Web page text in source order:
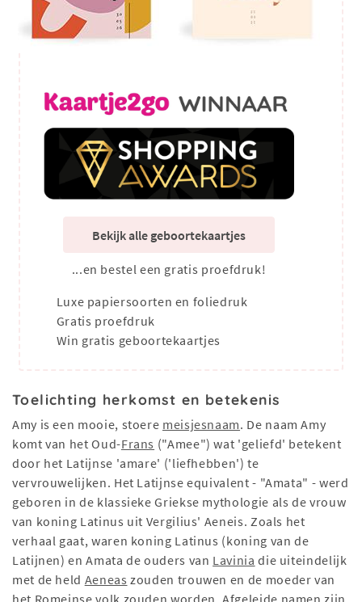
Bekijk alle geboortekaartjes
...en bestel een gratis proefdruk!
Luxe papiersoorten en foliedruk
Gratis proefdruk
Win gratis geboortekaartjes
Toelichting herkomst en betekenis
Amy is een mooie, stoere meisjesnaam. De naam Amy
komt van het Oud-Frans ("Amee") wat 'geliefd' betekent
door het Latijnse 'amare' ('liefhebben') te
vervrouwelijken. Het Latijnse equivalent - "Amata" - werd
geboren in de klassieke Griekse mythologie als de vrouw
van koning Latinus uit Vergilius' Aeneis. Zoals het
verhaal gaat, waren koning Latinus (koning van de
Latijnen) en Amata de ouders van Lavinia die uiteindelijk
met de held Aeneas zouden trouwen en de moeder van